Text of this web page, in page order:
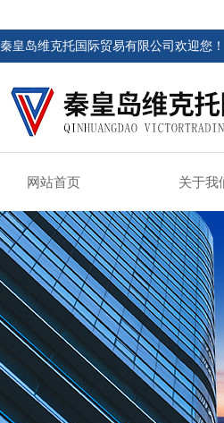
秦皇岛维克托国际贸易有限公司欢迎您！
网站首页 关于我